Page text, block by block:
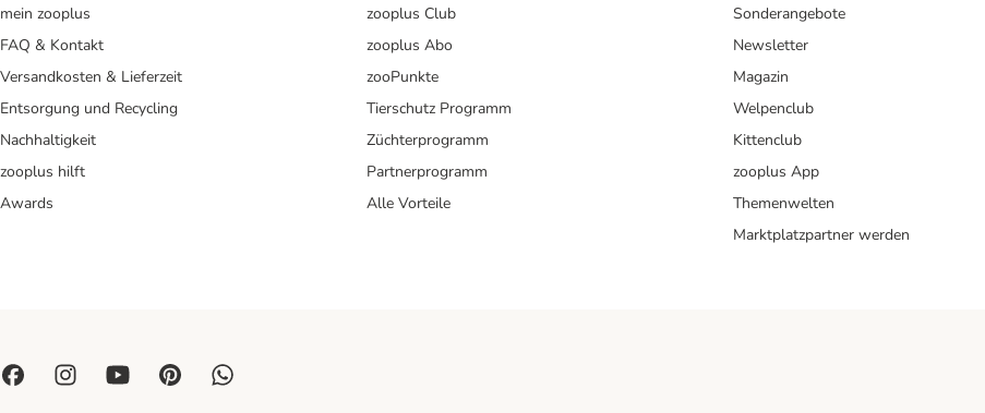
mein zooplus
FAQ & Kontakt
Versandkosten & Lieferzeit
Entsorgung und Recycling
Nachhaltigkeit
zooplus hilft
Awards
zooplus Club
zooplus Abo
zooPunkte
Tierschutz Programm
Züchterprogramm
Partnerprogramm
Alle Vorteile
Sonderangebote
Newsletter
Magazin
Welpenclub
Kittenclub
zooplus App
Themenwelten
Marktplatzpartner werden